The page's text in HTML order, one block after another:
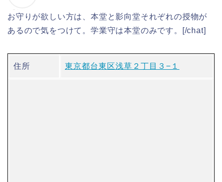
温泉マニア
お守りが欲しい方は、本堂と影向堂それぞれの授物が
あるので気をつけて。学業守は本堂のみです。
[/chat]
住所 東京都台東区浅草２丁目３−１